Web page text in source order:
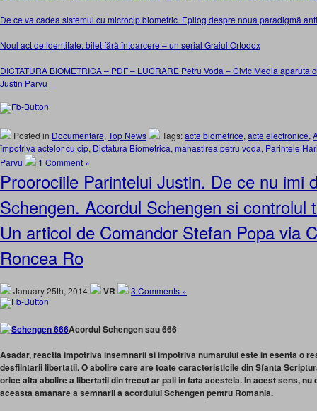
De ce va cadea sistemul cu microcip biometric. Epilog despre noua paradigmă
Noul act de identitate: bilet fără întoarcere – un serial Graiul Ortodox
DICTATURA BIOMETRICA – PDF – LUCRARE Petru Voda – Civic Media aparuta
Justin Parvu
Posted in Documentare, Top News Tags:acte biometrice, acte electronice,
împotriva actelor cu cip, Dictatura Biometrica, manastirea petru voda, Parintele
Parvu
1 Comment »
Proorociile Parintelui Justin. De ce nu imi
Schengen. Acordul Schengen si controlul
Un articol de Comandor Stefan Popa via
Roncea Ro
January 25th, 2014 VR 3 Comments »
Acordul Schengen sau 666
Asadar, reactia impotriva insemnarii si impotriva numarului este in esenta o
desfiintarii libertatii. O abolire care are toate caracteristicile din Sfanta
orice alta abolire a libertatii din trecut ar pali in fata acesteia. In acest sens,
aceasta amanare a semnarii a acordului Schengen pentru Romania.